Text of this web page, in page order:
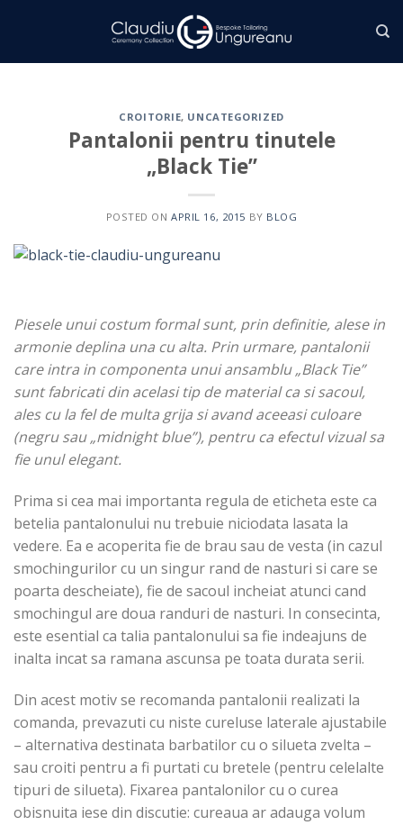
CROITORIE, UNCATEGORIZED
Pantalonii pentru tinutele
„Black Tie”
POSTED ONAPRIL 16, 2015 BY BLOG
Piesele unui costum formal sunt, prin definitie, alese in
armonie deplina una cu alta. Prin urmare, pantalonii
care intra in componenta unui ansamblu „Black Tie”
sunt fabricati din acelasi tip de material ca si sacoul,
ales cu la fel de multa grija si avand aceeasi culoare
(negru sau „midnight blue”), pentru ca efectul vizual sa
fie unul elegant.
Prima si cea mai importanta regula de eticheta este ca
betelia pantalonului nu trebuie niciodata lasata la
vedere. Ea e acoperita fie de brau sau de vesta (in cazul
smochingurilor cu un singur rand de nasturi si care se
poarta descheiate), fie de sacoul incheiat atunci cand
smochingul are doua randuri de nasturi. In consecinta,
este esential ca talia pantalonului sa fie indeajuns de
inalta incat sa ramana ascunsa pe toata durata serii.
Din acest motiv se recomanda pantalonii realizati la
comanda, prevazuti cu niste cureluse laterale ajustabile
– alternativa destinata barbatilor cu o silueta zvelta –
sau croiti pentru a fi purtati cu bretele (pentru celelalte
tipuri de silueta). Fixarea pantalonilor cu o curea
obisnuita iese din discutie: cureaua ar adauga volum